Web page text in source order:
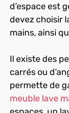
d’espace est
devez choisir
mains, ainsi
Il existe des
carrés ou
permette de
meuble lave